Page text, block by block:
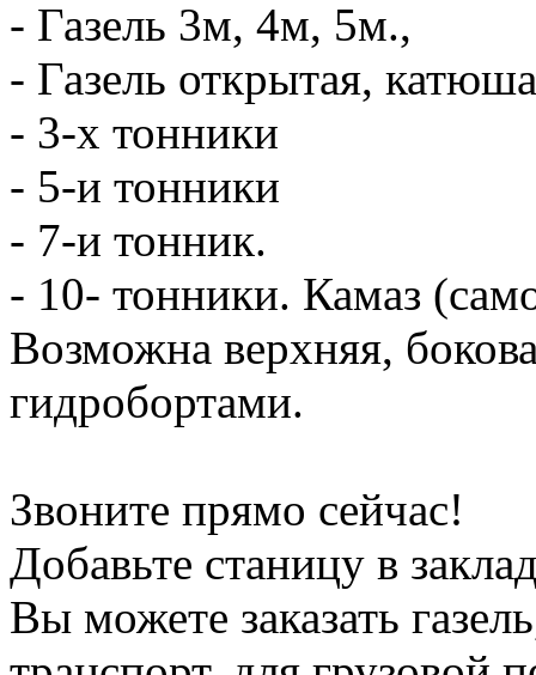
- Газель 3м, 4м, 5м.,
- Газель открытая,
- 3-х тонники
- 5-и тонники
- 7-и тонник.
- 10- тонники. Камаз
Возможна верхняя,
гидробортами.
Звоните прямо сейчас!
Добавьте станицу в
Вы можете заказать